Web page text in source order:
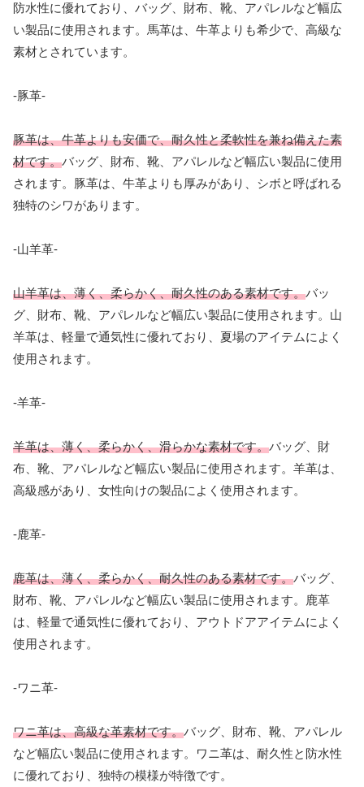
防水性に優れており、バッグ、財布、靴、アパレルなど幅広
い製品に使用されます。馬革は、牛革よりも希少で、高級な
素材とされています。
-豚革-
豚革は、牛革よりも安価で、耐久性と柔軟性を兼ね備えた素
材です。バッグ、財布、靴、アパレルなど幅広い製品に使用
されます。豚革は、牛革よりも厚みがあり、シボと呼ばれる
独特のシワがあります。
-山羊革-
山羊革は、薄く、柔らかく、耐久性のある素材です。バッ
グ、財布、靴、アパレルなど幅広い製品に使用されます。山
羊革は、軽量で通気性に優れており、夏場のアイテムによく
使用されます。
-羊革-
羊革は、薄く、柔らかく、滑らかな素材です。バッグ、財
布、靴、アパレルなど幅広い製品に使用されます。羊革は、
高級感があり、女性向けの製品によく使用されます。
-鹿革-
鹿革は、薄く、柔らかく、耐久性のある素材です。バッグ、
財布、靴、アパレルなど幅広い製品に使用されます。鹿革
は、軽量で通気性に優れており、アウトドアアイテムによく
使用されます。
-ワニ革-
ワニ革は、高級な革素材です。バッグ、財布、靴、アパレル
など幅広い製品に使用されます。ワニ革は、耐久性と防水性
に優れており、独特の模様が特徴です。